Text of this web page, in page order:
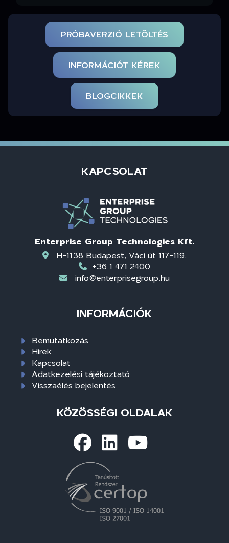
PRÓBAVERZIÓ LETÖLTÉS
INFORMÁCIÓT KÉREK
BLOGCIKKEK
KAPCSOLAT
Enterprise Group Technologies Kft.
H-1138 Budapest, Váci út 117-119.
+36 1 471 2400
info@enterprisegroup.hu
INFORMÁCIÓK
Bemutatkozás
Hírek
Kapcsolat
Adatkezelési tájékoztató
Visszaélés bejelentés
KÖZÖSSÉGI OLDALAK